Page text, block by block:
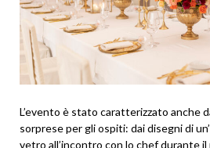
L’evento è stato caratterizzato anche
sorprese per gli ospiti: dai disegni di
vetro all’incontro con lo chef durante